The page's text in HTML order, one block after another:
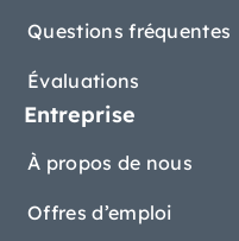
Questions fréquentes
Évaluations
Entreprise
À propos de nous
Offres d’emploi